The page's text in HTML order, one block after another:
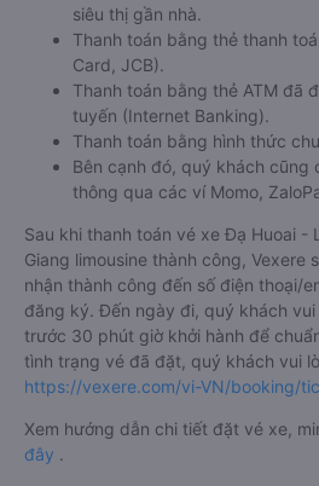
siêu thị gần nhà.
Thanh toán bằng thẻ thanh
Card, JCB).
Thanh toán bằng thẻ ATM đã
tuyến (Internet Banking).
Thanh toán bằng hình thức
Bên cạnh đó, quý khách cũng
thông qua các ví Momo,
Sau khi thanh toán vé xe Đạ Huoai -
Giang limousine thành công, Vexere
nhận thành công đến số điện thoại/
đăng ký. Đến ngày đi, quý khách
trước 30 phút giờ khởi hành để
tình trạng vé đã đặt, quý khách vui
https://vexere.com/vi-VN/booking/
Xem hướng dẫn chi tiết đặt vé xe,
đây .